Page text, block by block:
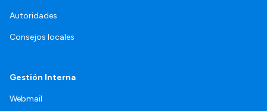
Autoridades
Consejos locales
Gestión Interna
Webmail